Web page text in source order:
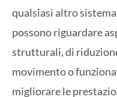
qualsiasi altro
possono riguardare
strutturali, di
movimento o
migliorare le